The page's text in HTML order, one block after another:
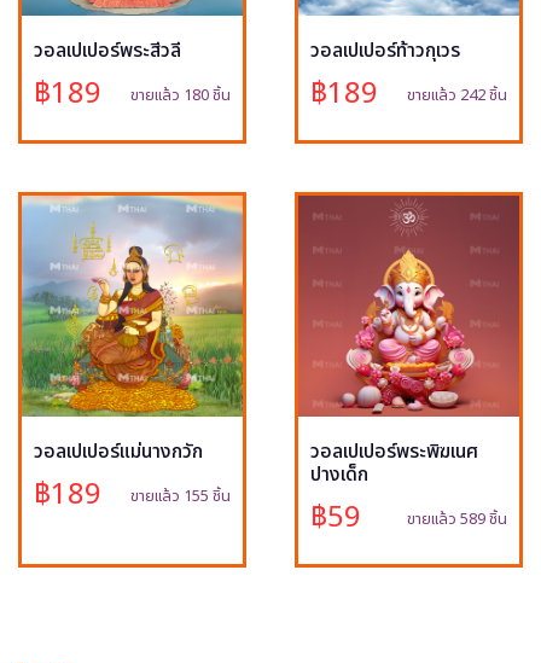
วอลเปเปอร์พระสีวลี
฿189 ขายแล้ว 180 ชิ้น
วอลเปเปอร์ท้าวกุเวร
฿189 ขายแล้ว 242 ชิ้น
วอลเปเปอร์แม่นางกวัก
฿189 ขายแล้ว 155 ชิ้น
วอลเปเปอร์พระพิฆเนศ
ปางเด็ก
฿59 ขายแล้ว 589 ชิ้น